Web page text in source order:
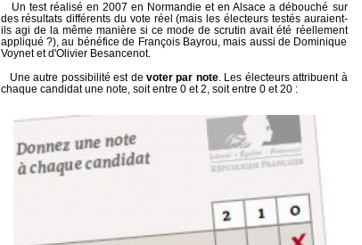
Un test réalisé en 2007 en Normandie et en Alsace a débouché sur
des résultats différents du vote réel (mais les électeurs testés auraient-
ils agi de la même manière si ce mode de scrutin avait été réellement
appliqué ?), au bénéfice de François Bayrou, mais aussi de Dominique
Voynet et d'Olivier Besancenot.
Une autre possibilité est de voter par note. Les électeurs attribuent à
chaque candidat une note, soit entre 0 et 2, soit entre 0 et 20 :